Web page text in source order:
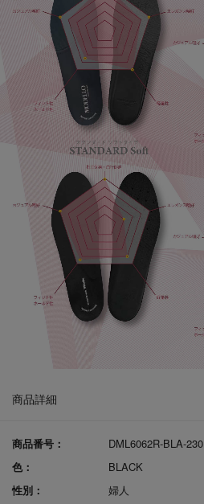
商品詳細
商品番号：
DML6062R-BLA-230
色：
BLACK
性別：
婦人